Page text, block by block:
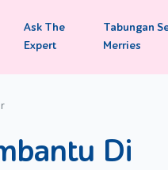
Ask The
Expert
Tabungan
Merries
Di